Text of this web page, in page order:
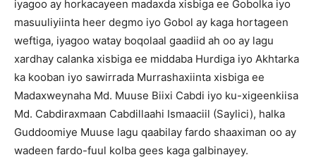
iyagoo ay horkacayeen madaxda xisbiga ee Gobolka iyo
masuuliyiinta heer degmo iyo Gobol ay kaga hortageen
weftiga, iyagoo watay boqolaal gaadiid ah oo ay lagu
xardhay calanka xisbiga ee middaba Hurdiga iyo Akhtarka
ka kooban iyo sawirrada Murrashaxiinta xisbiga ee
Madaxweynaha Md. Muuse Biixi Cabdi iyo ku-xigeenkiisa
Md. Cabdiraxmaan Cabdillaahi Ismaaciil (Saylici), halka
Guddoomiye Muuse lagu qaabilay fardo shaaximan oo ay
wadeen fardo-fuul kolba gees kaga galbinayey.